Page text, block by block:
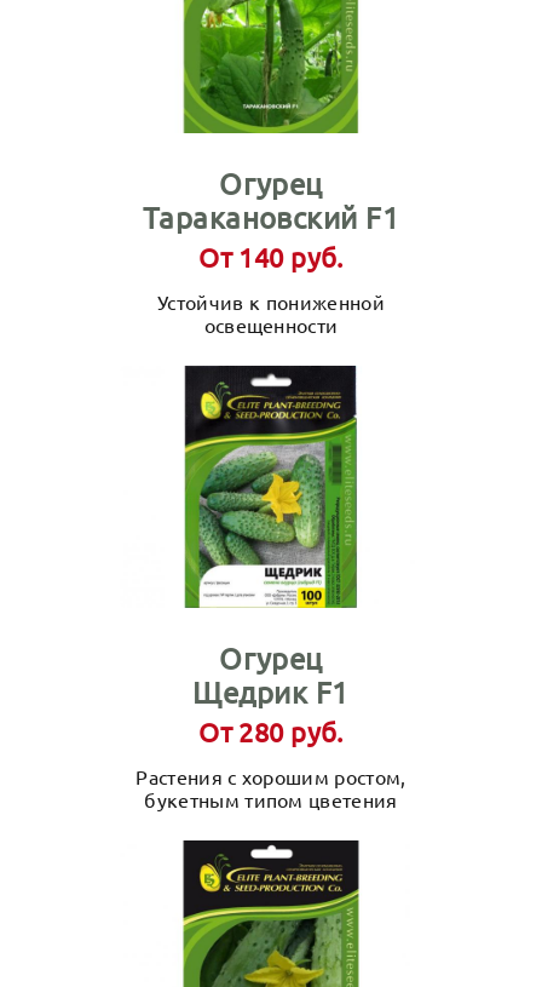
Огурец
Таракановский F1
От 140 руб.
Устойчив к пониженной
освещенности
Огурец
Щедрик F1
От 280 руб.
Растения с хорошим ростом,
букетным типом цветения